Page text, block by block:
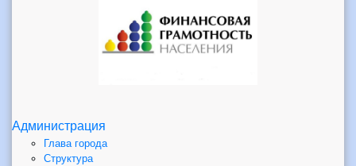
Администрация
Глава города
Структура